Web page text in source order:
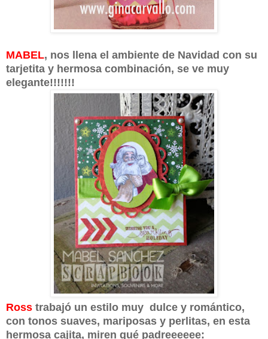
MABEL, nos llena el ambiente de Navidad con su
tarjetita y hermosa combinación, se ve muy
elegante!!!!!!!
Ross trabajó un estilo muy dulce y romántico,
con tonos suaves, mariposas y perlitas, en esta
hermosa cajita, miren qué padreeeeee: